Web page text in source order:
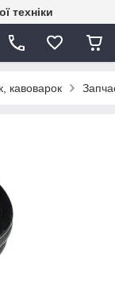
техніки
кавоварок